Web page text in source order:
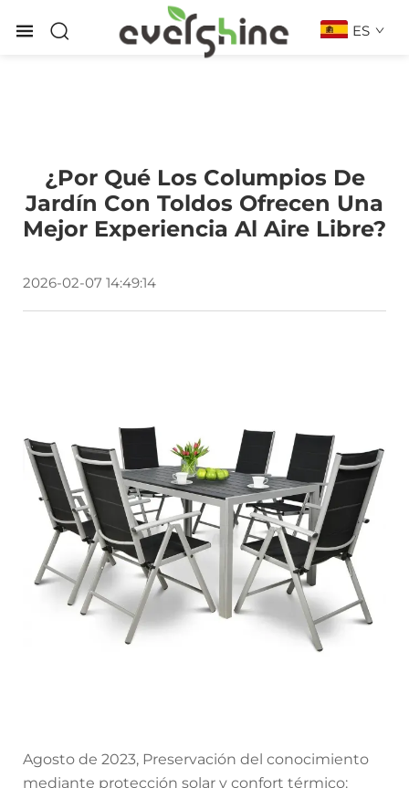
ES
¿Por Qué Los Columpios De
Jardín Con Toldos Ofrecen Una
Mejor Experiencia Al Aire Libre?
2026-02-07 14:49:14
Agosto de 2023, Preservación del conocimiento
mediante protección solar y confort térmico: